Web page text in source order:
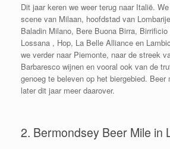
Dit jaar keren we weer terug naar Italië.
scene van Milaan, hoofdstad van
Baladin Milano, Bere Buona Birra,
Lossana , Hop, La Belle Alliance en
we verder naar Piemonte, naar de streek
Barbaresco wijnen en vooral ook van de
genoeg te beleven op het biergebied. Beer
later dit jaar meer daarover.
2. Bermondsey Beer Mile in